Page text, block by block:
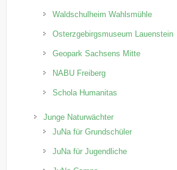
Waldschulheim Wahlsmühle
Osterzgebirgsmuseum Lauenstein
Geopark Sachsens Mitte
NABU Freiberg
Schola Humanitas
Junge Naturwächter
JuNa für Grundschüler
JuNa für Jugendliche